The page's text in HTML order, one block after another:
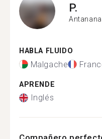
P.
HABLA FLUIDO
Malgache
APRENDE
Inglés